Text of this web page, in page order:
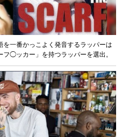
を一番かっこよく発音するラッパーは
◯ッカー」を持つラッパーを選出。